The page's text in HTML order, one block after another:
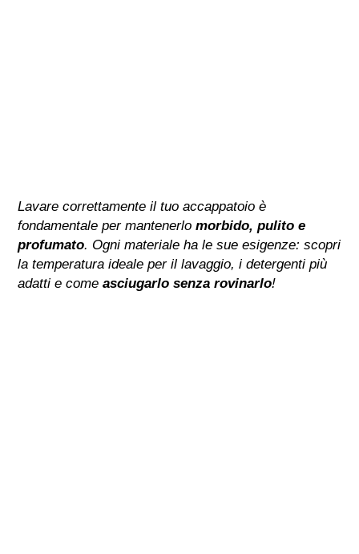
Lavare correttamente il tuo accappatoio è
fondamentale per mantenerlomorbido, pulito e
profumato. Ogni materiale ha le sue esigenze: scopri
la temperatura ideale per il lavaggio, i detergenti più
adatti e comeasciugarlo senza rovinarlo!